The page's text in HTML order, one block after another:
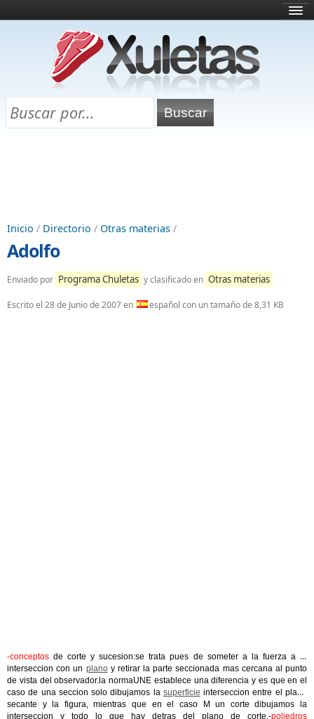
¿Qué es esto?
Directorio
Chuletas para exámenes
Inicio / Directorio / Otras materias /
Adolfo
Enviado por Programa Chuletas y clasificado en Otras materias
Escrito el 28 de Junio de 2007en español con un tamaño de 8,31 KB
-conceptosde corte y sucesion:se trata pues de someter a la fuerza a la
interseccion con un planoy retirar la parte seccionada mas cercana al punto
de vista del observador.la normaUNE establece una diferencia y es que en el
caso de una seccion solo dibujamos la superficie interseccion entre el plano
secante y la figura, mientras que en el caso M un corte dibujamos la
interseccion y todo lo que hay detras del plano de corte.-poliedros